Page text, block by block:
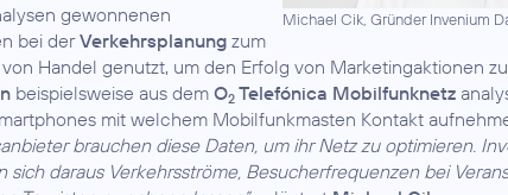
Michael Cik, Gründer Invenium
gewonnenen
bei derVerkehrsplanung zum
Handel genutzt, um den Erfolg von Marketingaktionen
beispielsweise aus dem O2 Telefónica Mobilfunknetz
mit welchem Mobilfunkmasten Kontakt
brauchen diese Daten, um ihr Netz zu optimieren.
sich daraus Verkehrsströme, Besucherfrequenzen bei